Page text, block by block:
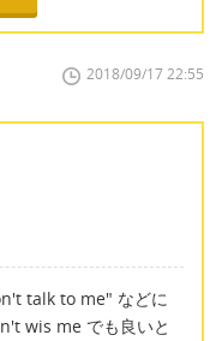
2018/09/17 22:55
talk to me" などに
wis me でも良いと